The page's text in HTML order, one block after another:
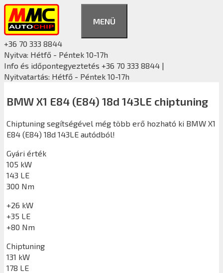
Kilépés
tartalomba
MENÜ
+36 70 333 8844
Nyitva: Hétfő - Péntek 10-17h
Info és időpontegyeztetés +36 70 333 8844 |
Nyitvatartás: Hétfő - Péntek 10-17h
BMW X1 E84 (E84) 18d 143LE chiptuning
Chiptuning segítségével még több erő hozható ki BMW X1
E84 (E84) 18d 143LE autódból!
Gyári érték
105 kW
143 LE
300 Nm
+26 kW
+35 LE
+80 Nm
Chiptuning
131 kW
178 LE